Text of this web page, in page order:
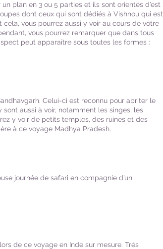
plan en 3 ou 5 parties et ils sont orientés d’est
dont ceux qui sont dédiés à Vishnou qui est
vous pourrez aussi y voir au cours de votre
vous pourrez remarquer que dans tous
peut apparaître sous toutes les formes :
Celui-ci est reconnu pour abriter le
aussi à voir, notamment les singes, les
y voir de petits temples, des ruines et des
à ce voyage Madhya Pradesh.
journée de safari en compagnie d’un
de ce voyage en Inde sur mesure. Très